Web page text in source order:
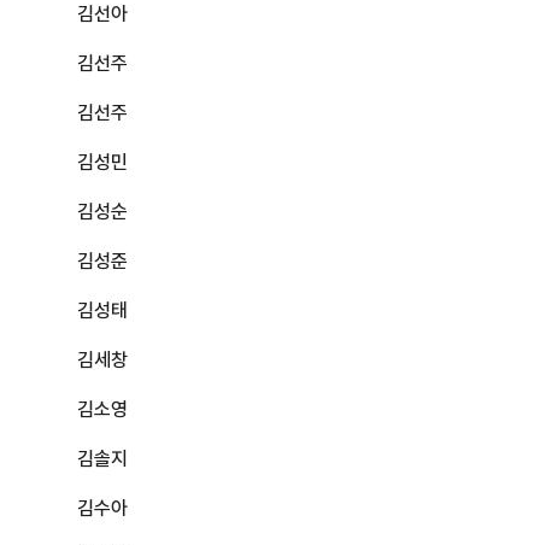
김선아
김선주
김선주
김성민
김성순
김성준
김성태
김세창
김소영
김솔지
김수아